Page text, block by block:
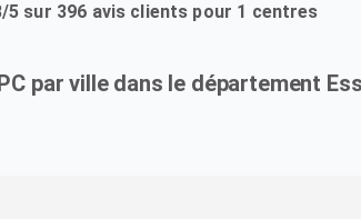
5 sur 396 avis clients pour 1 centres
par ville dans le département